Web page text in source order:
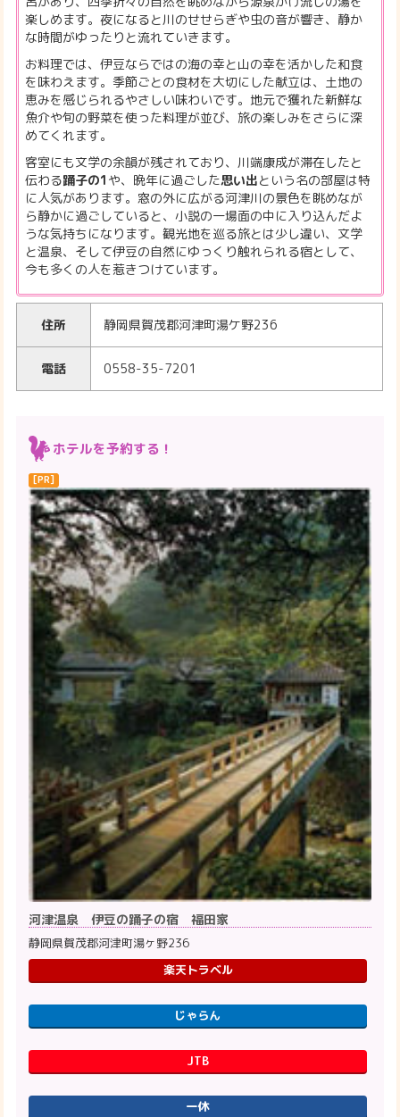
楽しめます。夜になると川のせせらぎや虫の音が響き、静か
な時間がゆったりと流れていきます。
お料理では、伊豆ならではの海の幸と山の幸を活かした和食
を味わえます。季節ごとの食材を大切にした献立は、土地の
恵みを感じられるやさしい味わいです。地元で獲れた新鮮な
魚介や旬の野菜を使った料理が並び、旅の楽しみをさらに深
めてくれます。
客室にも文学の余韻が残されており、川端康成が滞在したと
伝わる踊子の1 や、晩年に過ごした思い出という名の部屋は特
に人気があります。窓の外に広がる河津川の景色を眺めなが
ら静かに過ごしていると、小説の一場面の中に入り込んだよ
うな気持ちになります。観光地を巡る旅とは少し違い、文学
と温泉、そして伊豆の自然にゆっくり触れられる宿として、
今も多くの人を惹きつけています。
住所 静岡県賀茂郡河津町湯ケ野236
電話 0558-35-7201
ホテルを予約する！
河津温泉 伊豆の踊子の宿 福田家
静岡県賀茂郡河津町湯ヶ野236
楽天トラベル
じゃらん
JTB
一休